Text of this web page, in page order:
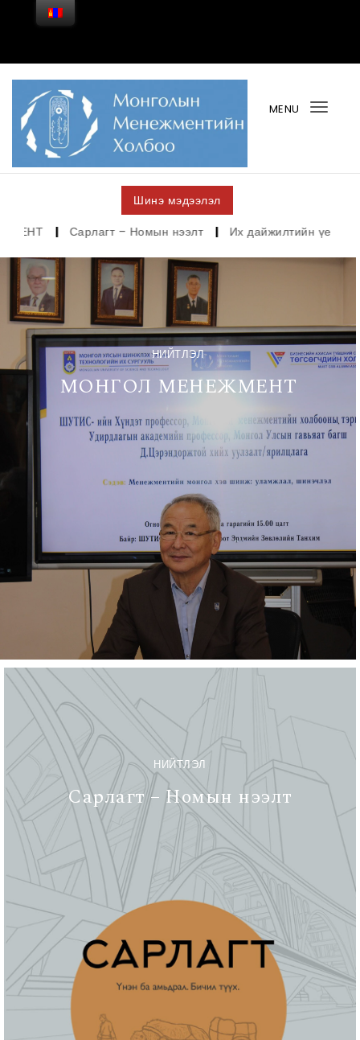
Skip to content
MENU
Шинэ мэдээлэл
Сарлагт – Номын нээлт | Их дайжилтийн үе |
НИЙТЛЭЛ
МОНГОЛ МЕНЕЖМЕНТ
НИЙТЛЭЛ
Сарлагт – Номын нээлт